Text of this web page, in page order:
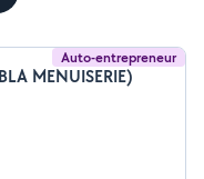
Auto-entrepreneur
MENUISERIE)